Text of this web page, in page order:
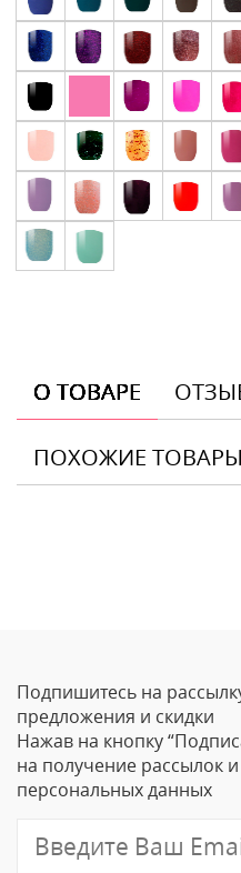
О ТОВАРЕ
ПОХОЖИЕ ТОВАРЫ
Ваше Имя
Email
Подпишитесь на
предложения и скидки
Нажав на кнопку
на получение рассылок
персональных данных